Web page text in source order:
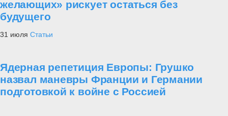
желающих» рискует остаться без
будущего
31 июля Статьи
Ядерная репетиция Европы: Грушко
назвал маневры Франции и Германии
подготовкой к войне с Россией